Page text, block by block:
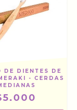
DE DIENTES DE
- CERDAS